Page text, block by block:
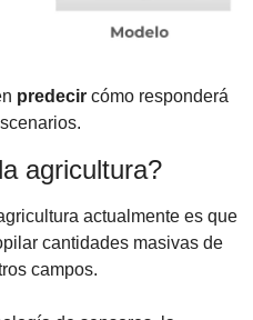
predecir cómo responderá
agricultura?
actualmente es que
cantidades masivas de
campos.